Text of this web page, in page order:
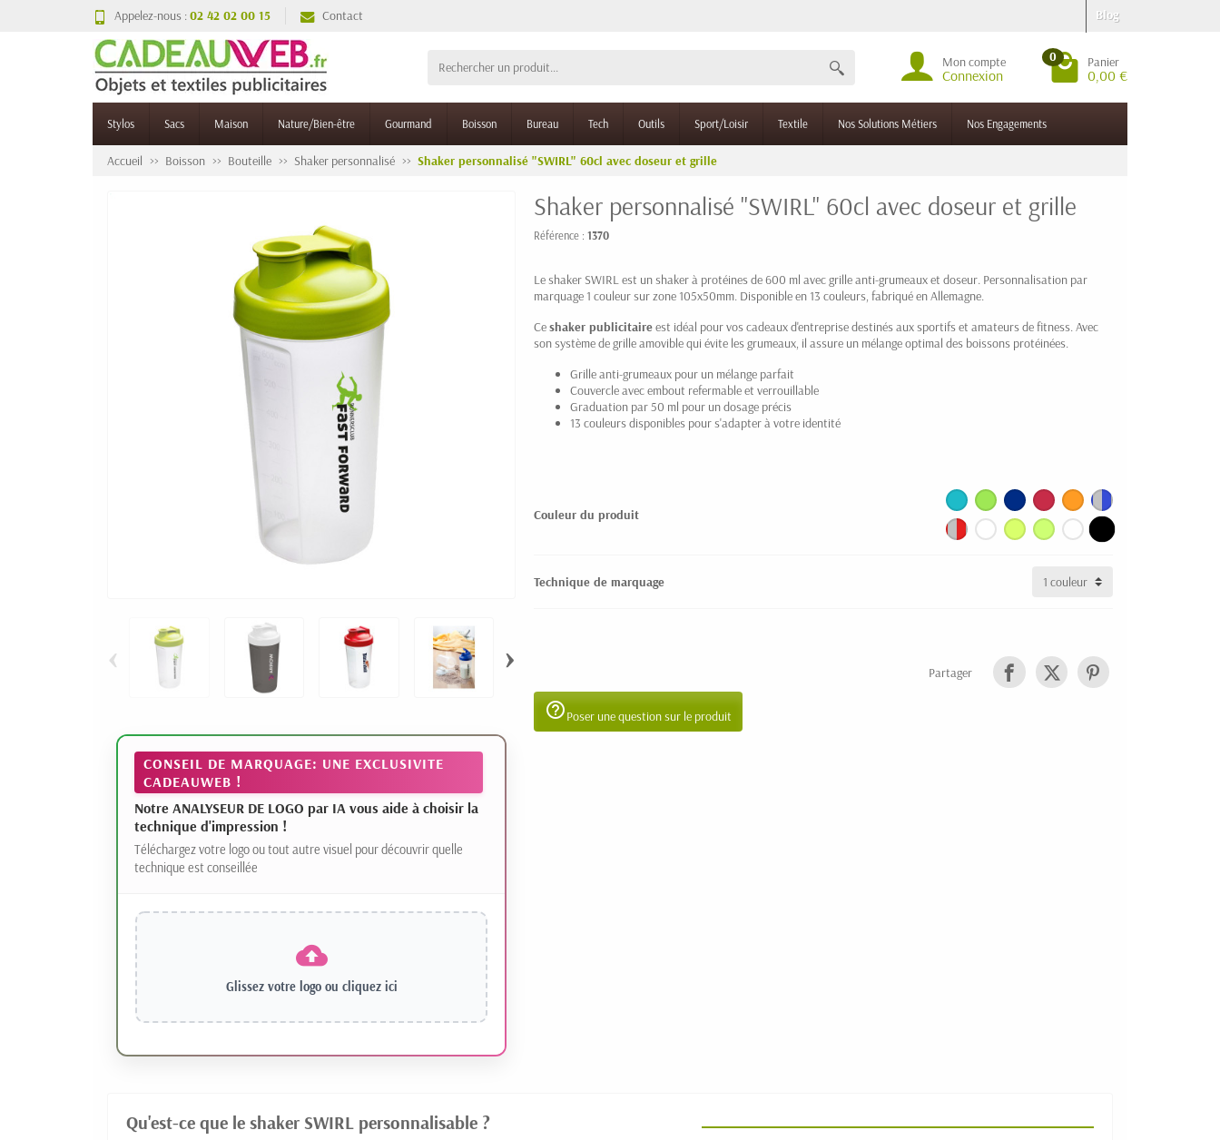
Appelez-nous :02 42 02 00 15 Contact Blog
Mon compte
Connexion
0 Panier
0,00 €
Stylos Sacs Maison Nature/Bien-être Gourmand Boisson Bureau Tech Outils Sport/Loisir Textile Nos Solutions Métiers Nos Engagements
Accueil Boisson Bouteille Shaker personnalisé Shaker personnalisé "SWIRL" 60cl avec doseur et grille
‹ ›
CONSEIL DE MARQUAGE: UNE EXCLUSIVITE
CADEAUWEB !
Notre ANALYSEUR DE LOGO par IA vous aide à choisir la
technique d'impression !
Téléchargez votre logo ou tout autre visuel pour découvrir quelle
technique est conseillée
Glissez votre logo ou cliquez ici
Shaker personnalisé "SWIRL" 60cl avec doseur et grille
Référence : 1370
Le shaker SWIRL est un shaker à protéines de 600 ml avec grille anti-grumeaux et doseur. Personnalisation par
marquage 1 couleur sur zone 105x50mm. Disponible en 13 couleurs, fabriqué en Allemagne.
Ceshaker publicitaireest idéal pour vos cadeaux d'entreprise destinés aux sportifs et amateurs de fitness. Avec
son système de grille amovible qui évite les grumeaux, il assure un mélange optimal des boissons protéinées.
Grille anti-grumeaux pour un mélange parfait
Couvercle avec embout refermable et verrouillable
Graduation par 50 ml pour un dosage précis
13 couleurs disponibles pour s'adapter à votre identité
Couleur du produit
Technique de marquage
Partager
help_outlinePoser une question sur le produit
Qu'est-ce que le shaker SWIRL personnalisable ?